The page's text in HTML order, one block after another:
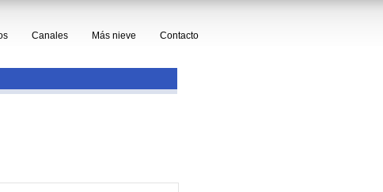
Canales Más nieve Contacto